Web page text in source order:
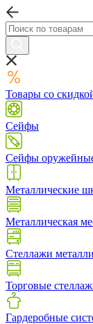
Товары со
Сейфы
Сейфы
Металлические
Металлическая
Стеллажи
Торговые
Гардеробные